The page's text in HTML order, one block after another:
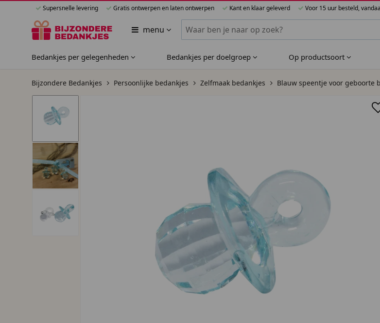
Supersnelle levering Gratis ontwerpen en laten ontwerpen Kant en klaar geleverd Voor 15 uur besteld,
menu Zoeken binnen Bijzondere Bedankjes
Bedankjes per gelegenheden Bedankjes per doelgroep Op productsoort
Bijzondere Bedankjes Persoonlijke bedankjes Zelfmaak bedankjes Blauw speentje voor geboorte